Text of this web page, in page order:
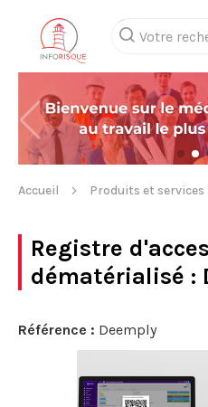
Accueil Produits et services
Registre
dématérialisé :
Référence : Deemply